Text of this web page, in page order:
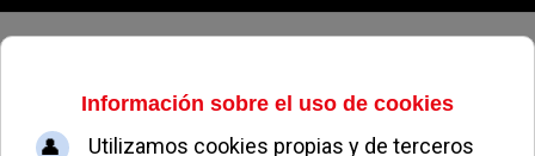
Viernes, 07 de agosto de 2026